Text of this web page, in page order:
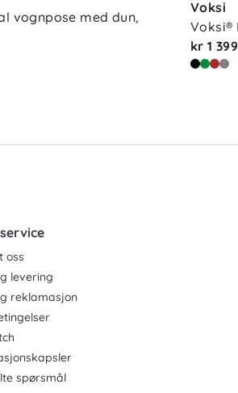
vognpose med dun,
Voksi
Voksi®
kr 1 399
oss
levering
reklamasjon
spørsmål